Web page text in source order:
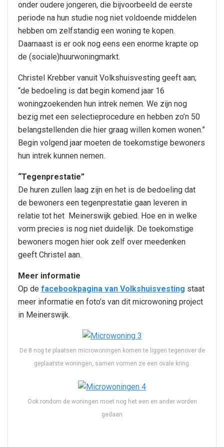
onder oudere jongeren, die bijvoorbeeld de eerste
periode na hun studie nog niet voldoende middelen
hebben om zelfstandig een woning te kopen.
Daarnaast is er ook nog eens een enorme krapte op
de (sociale)huurwoningmarkt.
Christel Krebber vanuit Volkshuisvesting geeft aan;
“de bedoeling is dat begin komend jaar 16
woningzoekenden hun intrek nemen. We zijn nog
bezig met een selectieprocedure en hebben zo’n 50
belangstellenden die hier graag willen komen wonen.”
Begin volgend jaar moeten de toekomstige bewoners
hun intrek kunnen nemen.
“Tegenprestatie”
De huren zullen laag zijn en het is de bedoeling dat
de bewoners een tegenprestatie gaan leveren in
relatie tot het Meinerswijk gebied. Hoe en in welke
vorm precies is nog niet duidelijk. De toekomstige
bewoners mogen hier ook zelf over meedenken
geeft Christel aan.
Meer informatie
Op de facebookpagina van Volkshuisvesting staat
meer informatie en foto’s van dit microwoning project
in Meinerswijk.
De 8 nog te plaatsen microwoningen komen te liggen tegenover de
geplaatste woningen, samen vormen ze een ovale kring.
Ook rondom de woningen moet nog het een en ander worden
gedaan